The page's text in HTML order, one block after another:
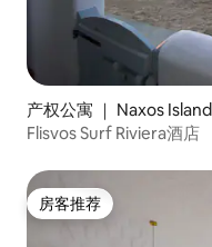
产权公寓 ｜ Naxos Island
Flisvos Surf Riviera酒店
房客推荐
房客推荐